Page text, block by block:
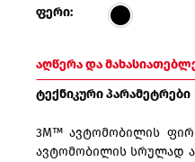
ფერი:
აღწერა და
ტექნიკური პარამეტრები
3M™ ავტომობილის
ავტომობილის სრულად